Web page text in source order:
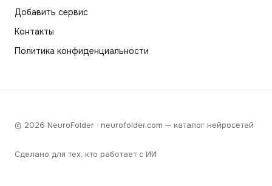
Добавить сервис
Контакты
Политика конфиденциальности
© 2026 NeuroFolder · neurofolder.com — каталог нейросетей
Сделано для тех, кто работает с ИИ